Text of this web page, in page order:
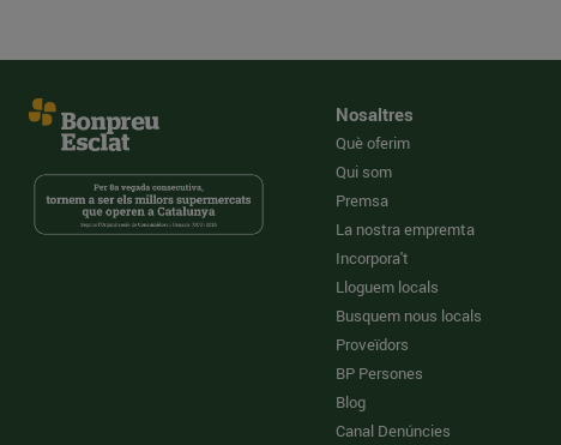
Nosaltres
Què oferim
Qui som
Premsa
La nostra empremta
Incorpora't
Lloguem locals
Busquem nous locals
Proveïdors
BP Persones
Blog
Canal Denúncies